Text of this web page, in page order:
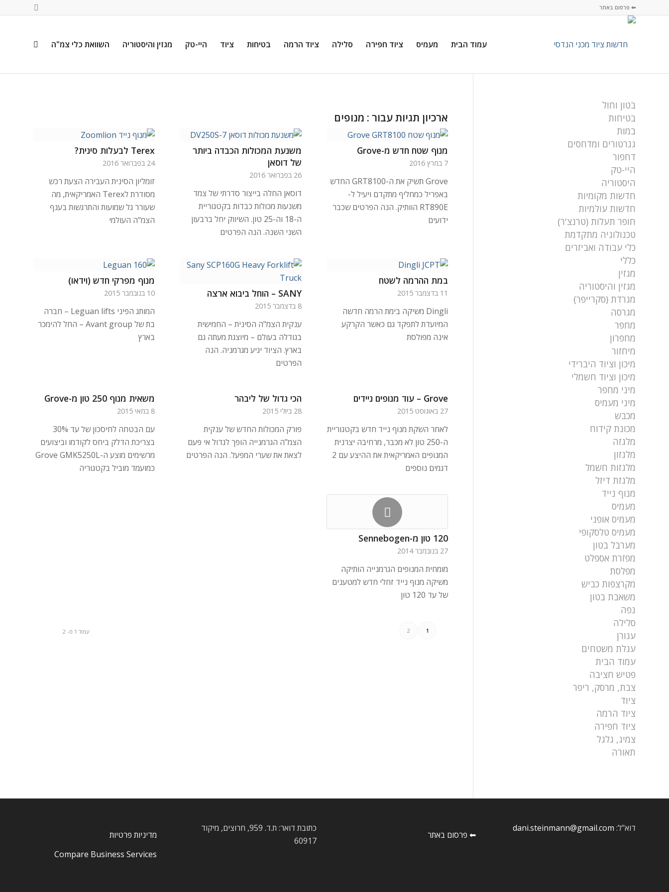
⬅ פרסום באתר
עמוד הבית מעמיס ציוד חפירה סלילה ציוד הרמה בטיחות ציוד היי-טק מגזין והיסטוריה השוואת כלי צמ"ה
ארכיון תגיות עבור : מנופים
מנוף שטח חדש מ-Grove
7 במרץ 2016
Grove תשיק את ה-GRT8100 החדש
באפריל כמחליף מתקדם ויעיל ל-
RT890E הוותיק. הנה הפרטים שכבר
ידועים
משנעת המכולות הכבדה ביותר
של דוסאן
26 בפברואר 2016
דוסאן החלה בייצור סדרתי של צמד
משנעות מכולות כבדות בקטגוריית
ה-18 וה-25 טון. השיווק יחל ברבעון
השני השנה. הנה הפרטים
Terex לבעלות סינית?
24 בפברואר 2016
זומליון הסינית העבירה הצעת רכש
מסודרת לTerex האמריקאית, מה
שעורר גל שמועות והתרגשות בענף
הצמ"ה העולמי
במת ההרמה לשטח
11 בדצמבר 2015
Dingli משיקה בימת הרמה חדשה
המיועדת לתפקד גם כאשר הקרקע
אינה מפולסת
SANY – הוחל ביבוא ארצה
8 בדצמבר 2015
ענקית הצמ"ה הסינית – החמישית
בגודלה בעולם – מיוצגת מעתה גם
בארץ. הציוד יגיע מגרמניה. הנה
הפרטים
מנוף מפרקי חדש (וידאו)
10 בנובמבר 2015
המותג הפיני Leguan lifts – חברה
בת של Avant group – החל להימכר
בארץ
Grove – עוד מנופים ניידים
27 באוגוסט 2015
לאחר השקת מנוף נייד חדש בקטגוריית
ה-250 טון לא מכבר, מרחיבה יצרנית
המנופים האמריקאית את ההיצע עם 2
דגמים נוספים
הכי גדול של ליבהר
28 ביולי 2015
פורק המכולות החדש של ענקית
הצמ"ה הגרמנייה הופך לגדול אי פעם
לצאת את שערי המפעל. הנה הפרטים
משאית מנוף 250 טון מ-Grove
8 במאי 2015
עם הבטחה לחיסכון של עד 30%
בצריכת הדלק ביחס לקודמו וביצועים
מרשימים מוצע ה-Grove GMK5250L
כמועמד מוביל בקטגוריה
120 טון מ-Sennebogen
27 בנובמבר 2014
מומחית המנופים הגרמנייה הותיקה
משיקה מנוף נייד זחלי חדש למטענים
של עד 120 טון
עמוד 1 מ- 2 1
2
בטון וחול
בטיחות
במות
גנרטורים ומדחסים
דחפור
היי-טק
היסטוריה
חדשות מקומיות
חדשות עולמיות
חופר תעלות (טרנצ'ר)
טכנולוגיה מתקדמת
כלי עבודה ואביזרים
כללי
מגזין
מגזין והיסטוריה
מגרדת (סקרייפר)
מגרסה
מחפר
מחפרון
מיחזור
מיכון וציוד היברידי
מיכון וציוד חשמלי
מיני מחפר
מיני מעמיס
מכבש
מכונת קידוח
מלגזה
מלגזון
מלגזות חשמל
מלגזת דיזל
מנוף נייד
מעמיס
מעמיס אופני
מעמיס טלסקופי
מערבל בטון
מפזרת אספלט
מפלסת
מקרצפות כביש
משאבת בטון
נפה
סלילה
עגורן
עגלת משטחים
עמוד הבית
פטיש חציבה
צבת, מרסק, ריפר
ציוד
ציוד הרמה
ציוד חפירה
צמיג, גלגל
תאורה
דוא"ל: dani.steinmann@gmail.com
⬅ פרסום באתר
כתובת דואר: ת.ד. 959, חרוצים, מיקוד
60917
מדיניות פרטיות
Compare Business Services